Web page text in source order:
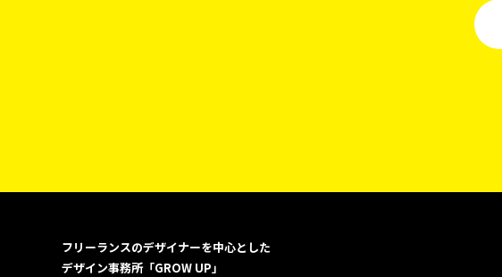
フリーランスのデザイナーを中心とした
デザイン事務所「GROW UP」